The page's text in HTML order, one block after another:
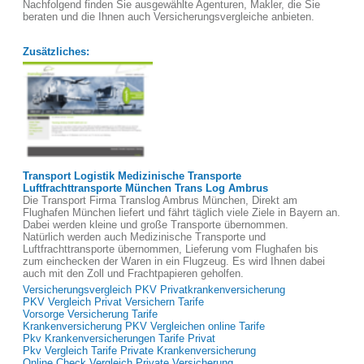
Nachfolgend finden Sie ausgewählte Agenturen, Makler, die Sie
beraten und die Ihnen auch Versicherungsvergleiche anbieten.
Zusätzliches:
Transport Logistik Medizinische Transporte
Luftfrachttransporte München Trans Log Ambrus
Die Transport Firma Translog Ambrus München, Direkt am
Flughafen München liefert und fährt täglich viele Ziele in Bayern an.
Dabei werden kleine und große Transporte übernommen.
Natürlich werden auch Medizinische Transporte und
Luftfrachttransporte übernommen, Lieferung vom Flughafen bis
zum einchecken der Waren in ein Flugzeug. Es wird Ihnen dabei
auch mit den Zoll und Frachtpapieren geholfen.
Versicherungsvergleich PKV Privatkrankenversicherung
PKV Vergleich Privat Versichern Tarife
Vorsorge Versicherung Tarife
Krankenversicherung PKV Vergleichen online Tarife
Pkv Krankenversicherungen Tarife Privat
Pkv Vergleich Tarife Private Krankenversicherung